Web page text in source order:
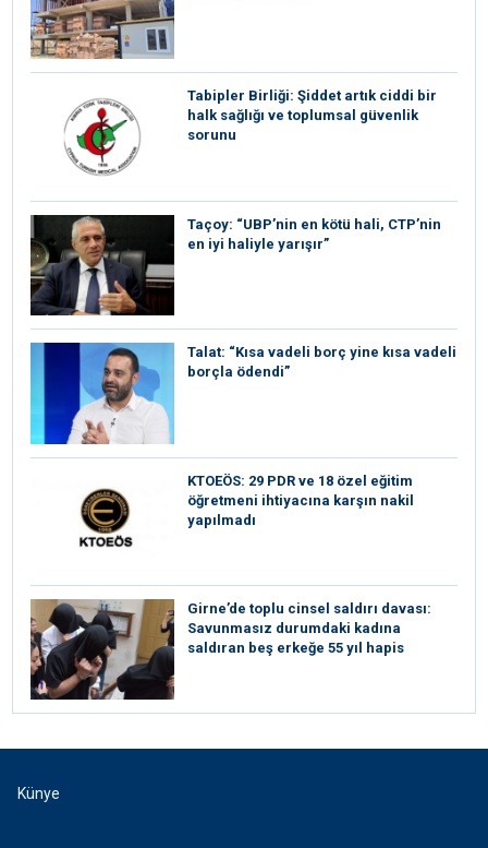
Tabipler Birliği: Şiddet artık ciddi bir
halk sağlığı ve toplumsal güvenlik
sorunu
Taçoy: “UBP’nin en kötü hali, CTP’nin
en iyi haliyle yarışır”
Talat: “Kısa vadeli borç yine kısa vadeli
borçla ödendi”
KTOEÖS: 29 PDR ve 18 özel eğitim
öğretmeni ihtiyacına karşın nakil
yapılmadı
Girne’de toplu cinsel saldırı davası:
Savunmasız durumdaki kadına
saldıran beş erkeğe 55 yıl hapis
Künye